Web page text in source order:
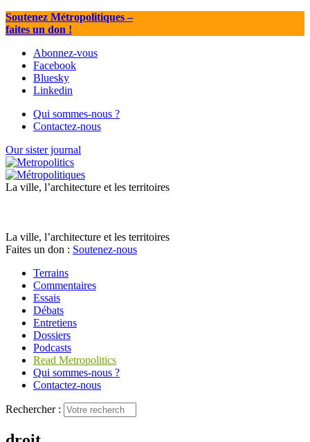
Soutenez Métropolitiques–
faites un don !
Abonnez-vous
Facebook
Bluesky
Linkedin
Qui sommes-nous ?
Contactez-nous
Our sister journal
La ville, l’architecture et les territoires
La ville, l’architecture et les territoires
Faites un don : Soutenez-nous
Terrains
Commentaires
Essais
Débats
Entretiens
Dossiers
Podcasts
Read Metropolitics
Qui sommes-nous ?
Contactez-nous
Rechercher :